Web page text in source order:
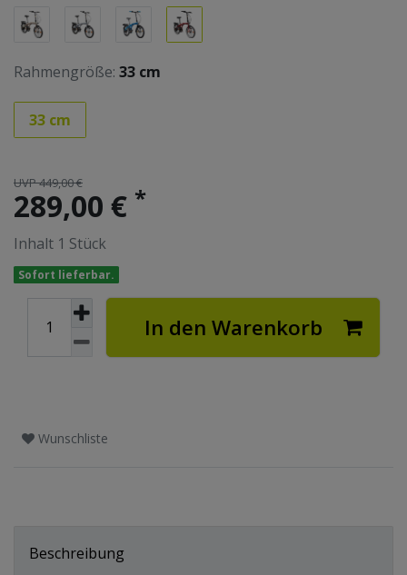
Rahmengröße: 33 cm
33 cm
UVP 449,00 €
289,00 € *
Inhalt 1 Stück
Sofort lieferbar.
In den Warenkorb
Wunschliste
Beschreibung